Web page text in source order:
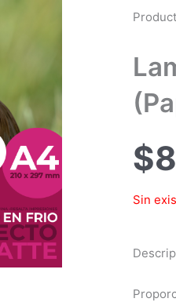
$
Sin